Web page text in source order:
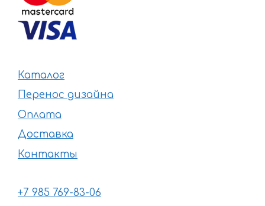
Каталог
Перенос дизайна
Оплата
Доставка
Контакты
+7 985 769-83-06